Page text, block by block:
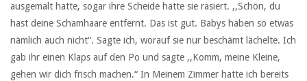
ausgemalt hatte, sogar ihre Scheide hatte sie rasiert. ,,Schön, du
hast deine Schamhaare entfernt. Das ist gut. Babys haben so etwas
nämlich auch nicht“. Sagte ich, worauf sie nur beschämt lächelte. Ich
gab ihr einen Klaps auf den Po und sagte ,,Komm, meine Kleine,
gehen wir dich frisch machen.“ In Meinem Zimmer hatte ich bereits